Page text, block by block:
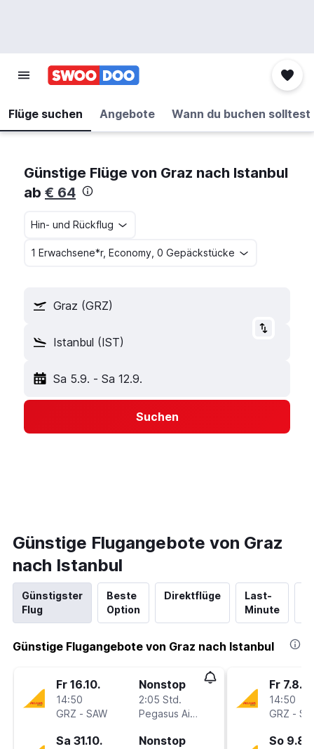
Flüge suchen Angebote Wann du buchen solltest
Günstige Flüge von Graz nach Istanbul
ab € 64
Hin- und Rückflug
1 Erwachsene*r, Economy, 0 Gepäckstücke
Graz (GRZ)
Istanbul (IST)
Sa 5.9. - Sa 12.9.
Suchen
Günstige Flugangebote von Graz
nach Istanbul
Günstigster
Flug
Beste
Option
Direktflüge
Last-
Minute
Günstige Flugangebote von Graz nach Istanbul
Fr 16.10.
14:50
GRZ - SAW
Nonstop
2:05 Std.
Pegasus Airlines
Sa 31.10. Nonstop
Fr 7.8.
14:50
GRZ -
So 9.8.